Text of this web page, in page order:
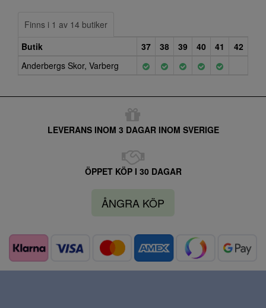
Finns i 1 av 14 butiker
Butik
37 38 39 40 41
42
Anderbergs Skor, Varberg
LEVERANS INOM 3 DAGAR INOM SVERIGE
ÖPPET KÖP I 30 DAGAR
ÅNGRA KÖP